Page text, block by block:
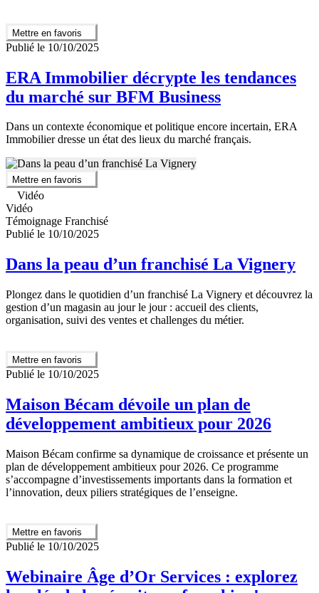
Mettre en favoris
Publié le 10/10/2025
ERA Immobilier décrypte les tendances
du marché sur BFM Business
Dans un contexte économique et politique encore incertain, ERA
Immobilier dresse un état des lieux du marché français.
Mettre en favoris
Vidéo
Vidéo
Témoignage Franchisé
Publié le 10/10/2025
Dans la peau d’un franchisé La Vignery
Plongez dans le quotidien d’un franchisé La Vignery et découvrez la
gestion d’un magasin au jour le jour : accueil des clients,
organisation, suivi des ventes et challenges du métier.
Mettre en favoris
Publié le 10/10/2025
Maison Bécam dévoile un plan de
développement ambitieux pour 2026
Maison Bécam confirme sa dynamique de croissance et présente un
plan de développement ambitieux pour 2026. Ce programme
s’accompagne d’investissements importants dans la formation et
l’innovation, deux piliers stratégiques de l’enseigne.
Mettre en favoris
Publié le 10/10/2025
Webinaire Âge d’Or Services : explorez